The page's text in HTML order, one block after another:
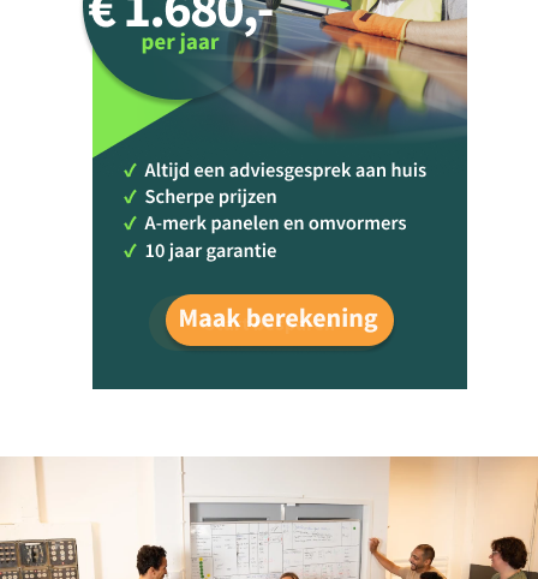
Start besparen